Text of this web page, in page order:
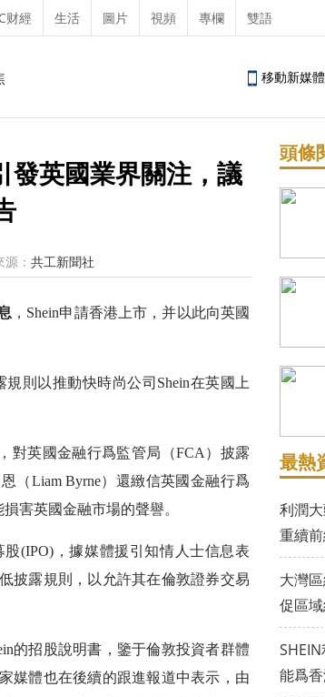
C财經 生活 圖片 視頻 專欄 雙語
移動新媒體
英國業界關注，議
源： 共工新聞社
，Shein申請香港上市，并以此向英國
則以推動快時尚公司Shein在英國上
對英國金融行爲監管局（FCA）披露
（Liam Byrne）還緻信英國金融行爲
害英國金融市場的聲譽。
(IPO)，據媒體援引知情人士信息表
披露規則，以允許其在倫敦證券交易
的招股說明書，鑒于倫敦投資者群體
媒體也在後續的跟進報道中表示，由
頭條
最熱
利潤
重續
大灣
促區
能爲